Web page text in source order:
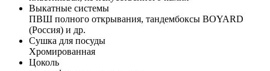
Выкатные системы
ПВШ полного открывания, тандембоксы BOYARD
(Россия) и др.
Сушка для посуды
Хромированная
Цоколь